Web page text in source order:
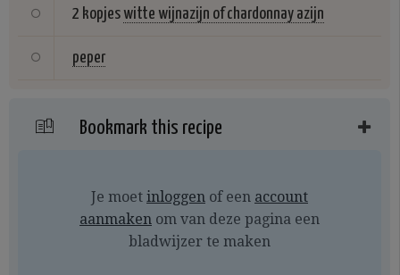
2 kopjes witte wijnazijn of chardonnay azijn
peper
Bookmark this recipe
Je moet inloggen of een account
aanmaken om van deze pagina een
bladwijzer te maken